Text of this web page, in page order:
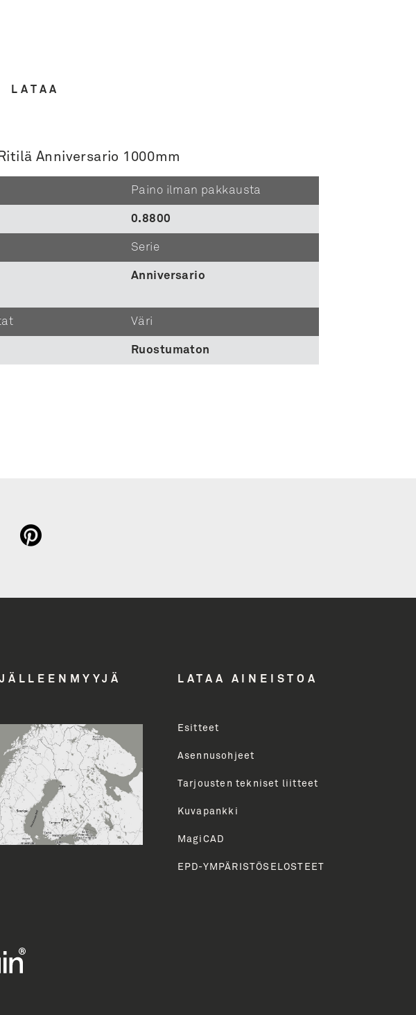
LATAA
Anniversario 1000mm
Paino ilman pakkausta
0.8800
Serie
Anniversario
Väri
Ruostumaton
Email Address
Toimenkuva
LÄHETÄ
LATAA AINEISTOA
Esitteet
Asennusohjeet
Tarjousten tekniset liitteet
Kuvapankki
MagiCAD
EPD-YMPÄRISTÖSELOSTEET